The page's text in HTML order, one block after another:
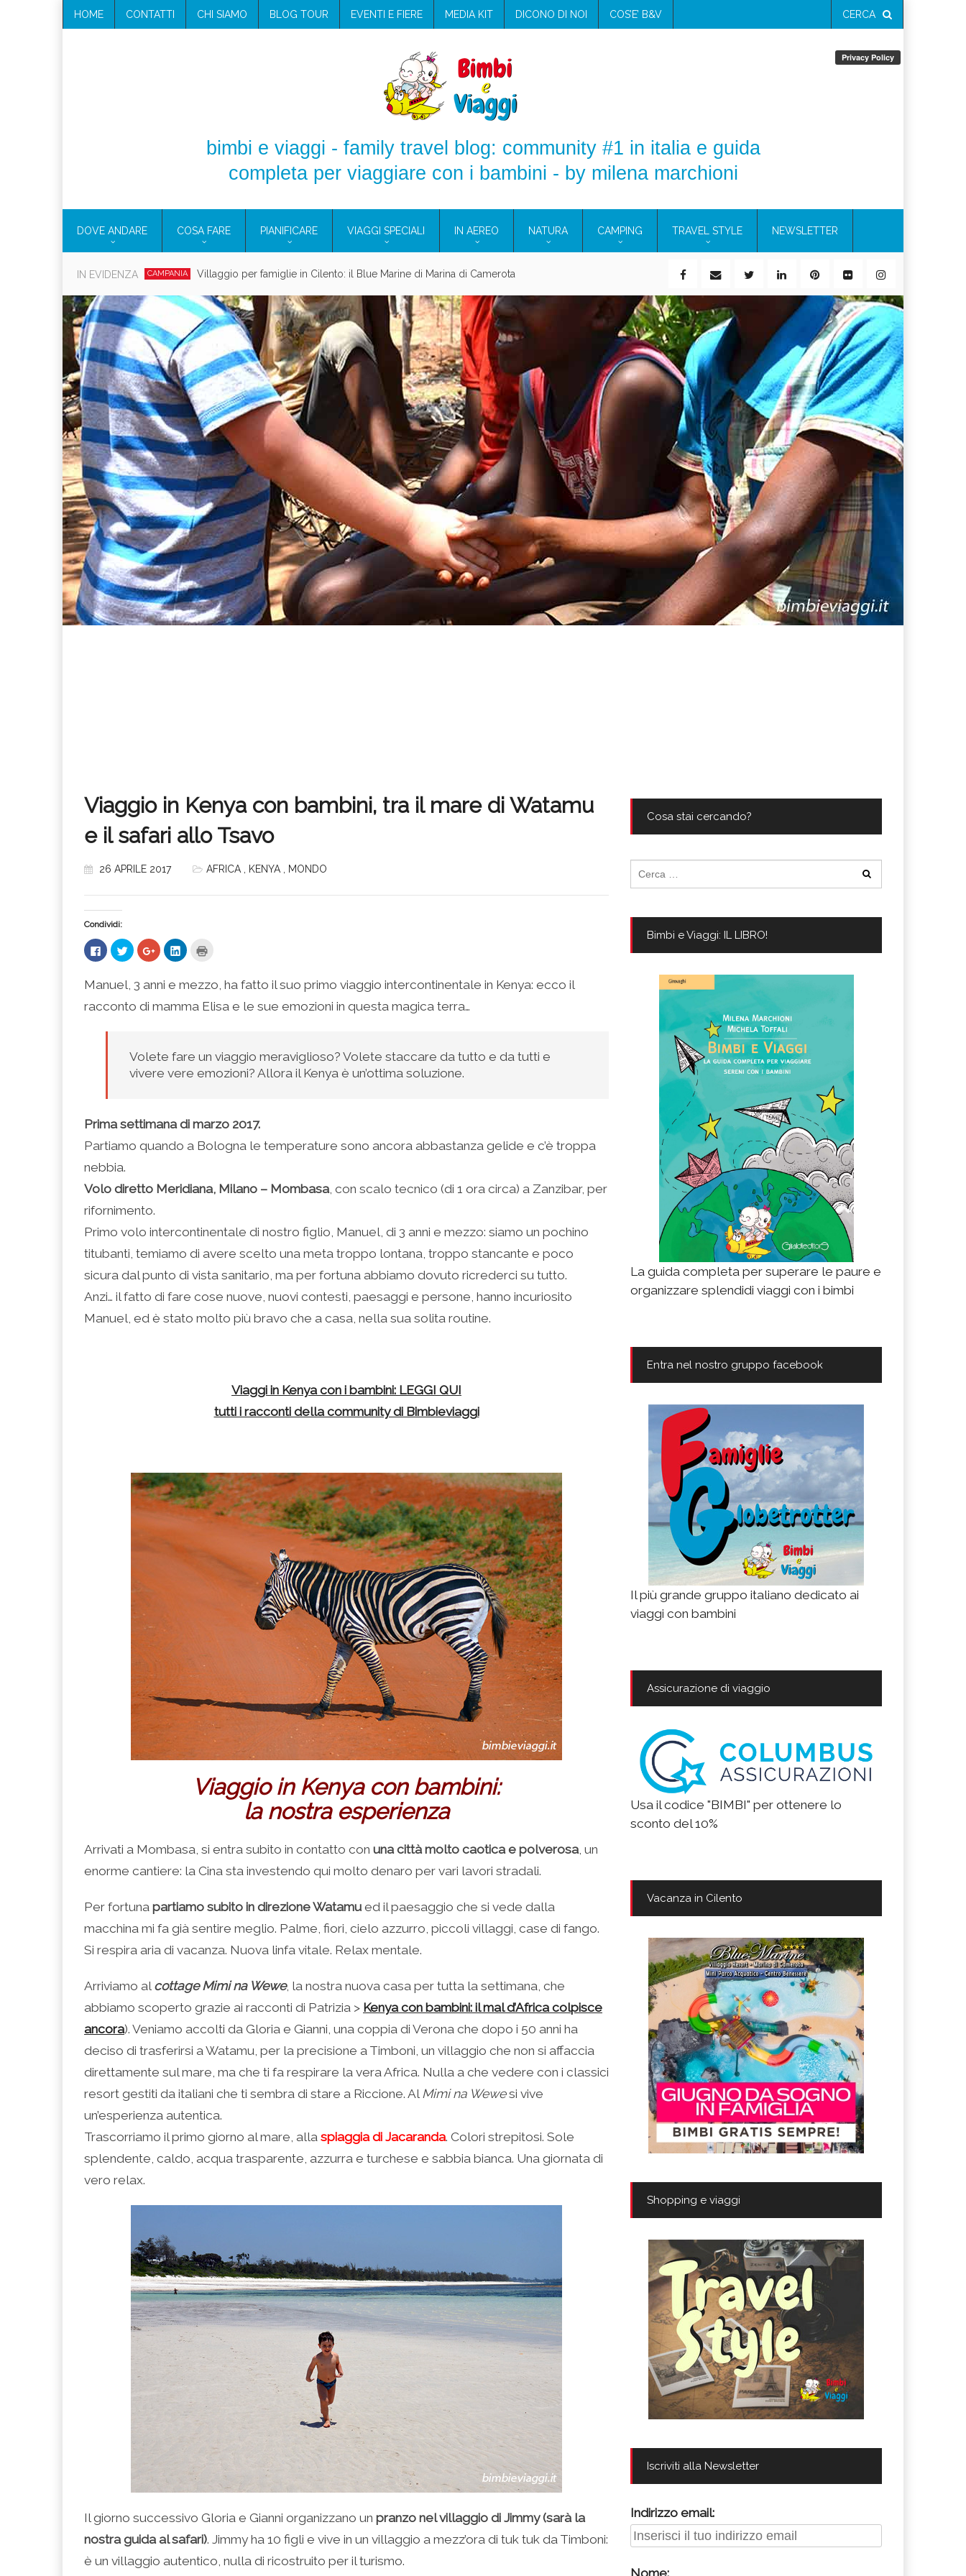
HOME CONTATTI CHI SIAMO BLOG TOUR EVENTI E FIERE MEDIA KIT DICONO DI NOI COS’E’ B&V CERCA
bimbi e viaggi - family travel blog: community #1 in italia e guida
completa per viaggiare con i bambini - by milena marchioni
DOVE ANDARE COSA FARE PIANIFICARE VIAGGI SPECIALI IN AEREO NATURA CAMPING TRAVEL STYLE NEWSLETTER
IN EVIDENZA CAMPEGGIO Vacanze in campeggio con i bambini: come trovare l’offerta migliore?
CONSIGLI PRATICI Cosmetici solidi in viaggio: i prodotti che hanno conquistato la mia valigia (e la pelle sensibile)
EOLIE Viaggi per donne 2026: vieni alle Eolie e a Pantelleria!
CAMPANIA Villaggio per famiglie in Cilento: il Blue Marine di Marina di Camerota
Viaggio in Kenya con bambini, tra il mare di Watamu
e il safari allo Tsavo
26 APRILE 2017 AFRICA KENYA MONDO
Condividi:
Fai
clic
su
Facebook
apre
nuova
Fai
clic
condividere
su
Twitter
(Si
finestra)
Fai
clic
condividere
su
(Si
finestra)
Fai
clic
condividere
su
LinkedIn
(Si
stampare
(Si
apre
in
Manuel, 3 anni e mezzo, ha fatto il suo primo viaggio intercontinentale in Kenya: ecco il
racconto di mamma Elisa e le sue emozioni in questa magica terra…
Volete fare un viaggio meraviglioso? Volete staccare da tutto e da tutti e
vivere vere emozioni? Allora il Kenya è un’ottima soluzione.
Prima settimana di marzo 2017.
Partiamo quando a Bologna le temperature sono ancora abbastanza gelide e c’è troppa
nebbia.
Volo diretto Meridiana, Milano – Mombasa, con scalo tecnico (di 1 ora circa) a Zanzibar, per
rifornimento.
Primo volo intercontinentale di nostro figlio, Manuel, di 3 anni e mezzo: siamo un pochino
titubanti, temiamo di avere scelto una meta troppo lontana, troppo stancante e poco
sicura dal punto di vista sanitario, ma per fortuna abbiamo dovuto ricrederci su tutto.
Anzi… il fatto di fare cose nuove, nuovi contesti, paesaggi e persone, hanno incuriosito
Manuel, ed è stato molto più bravo che a casa, nella sua solita routine.
Viaggi in Kenya con i bambini: LEGGI QUI
tutti i racconti della community di Bimbieviaggi
Viaggio in Kenya con bambini:
la nostra esperienza
Arrivati a Mombasa, si entra subito in contatto con una città molto caotica e polverosa, un
enorme cantiere: la Cina sta investendo qui molto denaro per vari lavori stradali.
Per fortuna partiamo subito in direzione Watamu ed il paesaggio che si vede dalla
macchina mi fa già sentire meglio. Palme, fiori, cielo azzurro, piccoli villaggi, case di fango.
Si respira aria di vacanza. Nuova linfa vitale. Relax mentale.
Arriviamo al cottage Mimi na Wewe, la nostra nuova casa per tutta la settimana, che
abbiamo scoperto grazie ai racconti di Patrizia > Kenya con bambini: il mal d’Africa colpisce
ancora). Veniamo accolti da Gloria e Gianni, una coppia di Verona che dopo i 50 anni ha
deciso di trasferirsi a Watamu, per la precisione a Timboni, un villaggio che non si affaccia
direttamente sul mare, ma che ti fa respirare la vera Africa. Nulla a che vedere con i classici
resort gestiti da italiani che ti sembra di stare a Riccione. Al Mimi na Wewesi vive
un’esperienza autentica.
Trascorriamo il primo giorno al mare, alla spiaggia di Jacaranda. Colori strepitosi. Sole
splendente, caldo, acqua trasparente, azzurra e turchese e sabbia bianca. Una giornata di
vero relax.
Il giorno successivo Gloria e Gianni organizzano un pranzo nel villaggio di Jimmy (sarà la
nostra guida al safari). Jimmy ha 10 figli e vive in un villaggio a mezz’ora di tuk tuk da Timboni:
è un villaggio autentico, nulla di ricostruito per il turismo.
Cosa stai cercando?
per:
Bimbi e Viaggi: IL LIBRO!
La guida completa per superare le paure e
organizzare splendidi viaggi con i bimbi
Entra nel nostro gruppo facebook
Il più grande gruppo italiano dedicato ai
viaggi con bambini
Assicurazione di viaggio
Usa il codice "BIMBI" per ottenere lo
sconto del 10%
Vacanza in Cilento
Shopping e viaggi
Iscriviti alla Newsletter
Indirizzo email: